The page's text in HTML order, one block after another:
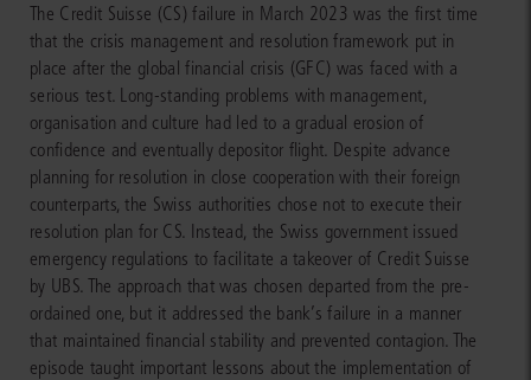
The Credit Suisse (CS) failure in March 2023 was the first time
that the crisis management and resolution framework put in
place after the global financial crisis (GFC) was faced with a
serious test. Long-standing problems with management,
organisation and culture had led to a gradual erosion of
confidence and eventually depositor flight. Despite advance
planning for resolution in close cooperation with their foreign
counterparts, the Swiss authorities chose not to execute their
resolution plan for CS. Instead, the Swiss government issued
emergency regulations to facilitate a takeover of Credit Suisse
by UBS. The approach that was chosen departed from the pre-
ordained one, but it addressed the bank’s failure in a manner
that maintained financial stability and prevented contagion. The
episode taught important lessons about the implementation of